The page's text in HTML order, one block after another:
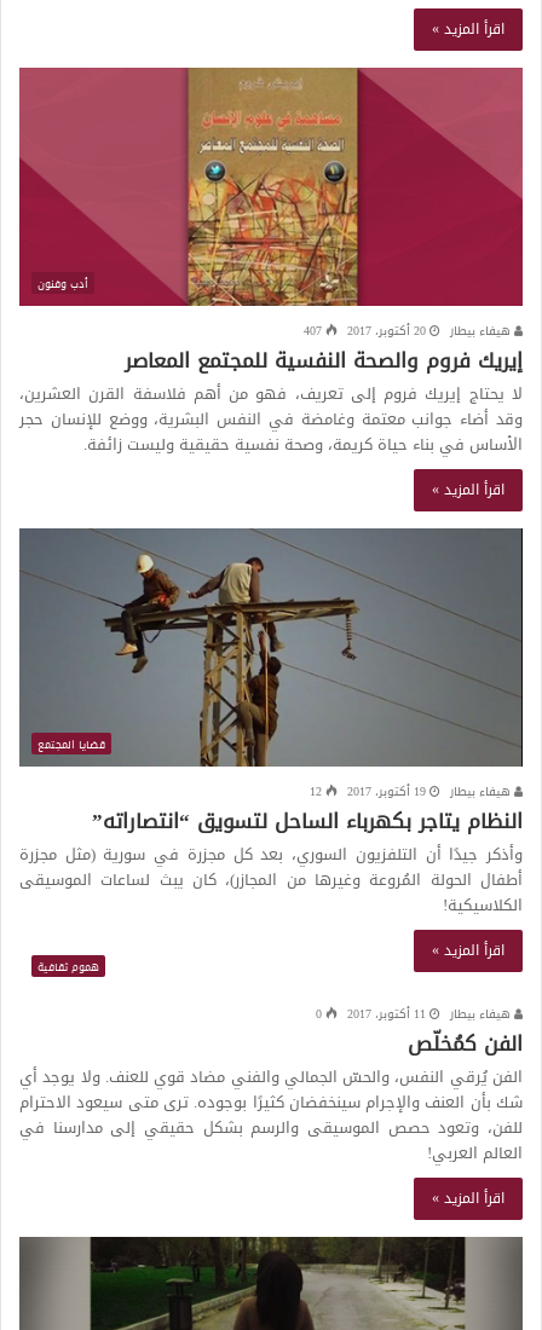
اقرأ المزيد »
أدب وفنون
هيفاء بيطار 20 أكتوبر، 2017 407
إيريك فروم والصحة النفسية للمجتمع المعاصر
لا يحتاج إيريك فروم إلى تعريف، فهو من أهم فلاسفة القرن العشرين،
وقد أضاء جوانب معتمة وغامضة في النفس البشرية، ووضع للإنسان حجر
الأساس في بناء حياة كريمة، وصحة نفسية حقيقية وليست زائفة.
اقرأ المزيد »
قضايا المجتمع
هيفاء بيطار 19 أكتوبر، 2017 12
النظام يتاجر بكهرباء الساحل لتسويق “انتصاراته”
وأذكر جيدًا أن التلفزيون السوري، بعد كل مجزرة في سورية (مثل مجزرة
أطفال الحولة المُروعة وغيرها من المجازر)، كان يبث لساعات الموسيقى
الكلاسيكية!
اقرأ المزيد »
هموم ثقافية
هيفاء بيطار 11 أكتوبر، 2017 0
الفن كمُخلّص
الفن يُرقي النفس، والحسّ الجمالي والفني مضاد قوي للعنف. ولا يوجد أي
شك بأن العنف والإجرام سينخفضان كثيرًا بوجوده. ترى متى سيعود الاحترام
للفن، وتعود حصص الموسيقى والرسم بشكل حقيقي إلى مدارسنا في
العالم العربي!
اقرأ المزيد »